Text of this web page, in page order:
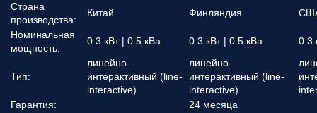
Страна
производства:
Китай Финляндия
Номинальная
мощность:
0.3 кВт | 0.5 кВа 0.3 кВт | 0.5 кВа 0.3
Тип:
линейно-
интерактивный (line-
interactive)
линейно-
интерактивный (line-
interactive)
Гарантия:
24 месяца